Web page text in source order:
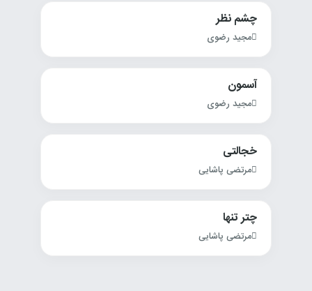
چشم نظر
مجید رضوی
آسمون
مجید رضوی
خجالتی
مرتضی پاشایی
چتر تنها
مرتضی پاشایی